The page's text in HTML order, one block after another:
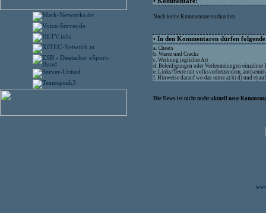
Noch keine Kommentare vorhanden
• In den Kommentaren dürfen
a. Cheats
b. Warez und Cracks
c. Werbung jeglicher Art
d. Beleidigungen oder Verleumdungen einzelner
e. Links/Texte mit volksverhetzendem,
f. Hinweise darauf wo das unter a) b) d) und e)
Die News ist nicht mehr aktuell neue